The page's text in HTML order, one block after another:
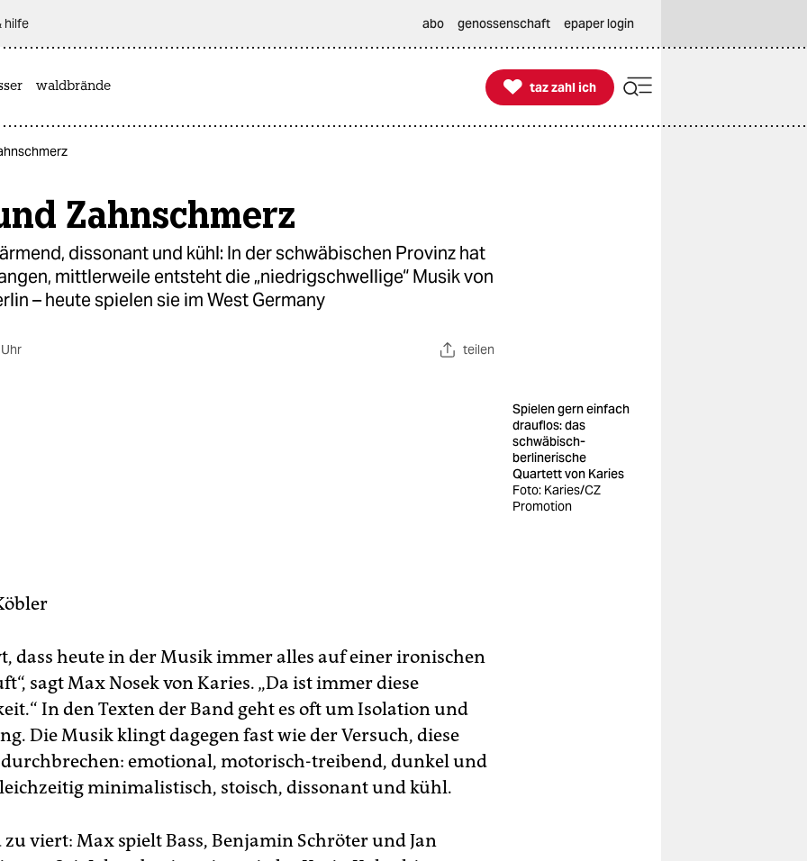
hilfe abo genossenschaft epaper login
waldbrände 
taz zahl ich
taz zahl ich
Zahnschmerz
dissonant und kühl: In der schwäbischen Provinz hat
mittlerweile entsteht die „niedrigschwellige“ Musik von
– heute spielen sie im West Germany
teilen
Spielen gern einfach
drauflos: das
schwäbisch-
berlinerische
Quartett von Karies
Foto: Karies/CZ
Promotion
dass heute in der Musik immer alles auf einer ironischen
sagt Max Nosek von Karies. „Da ist immer diese
In den Texten der Band geht es oft um Isolation und
Die Musik klingt dagegen fast wie der Versuch, diese
emotional, motorisch-treibend, dunkel und
minimalistisch, stoisch, dissonant und kühl.
viert: Max spielt Bass, Benjamin Schröter und Jan